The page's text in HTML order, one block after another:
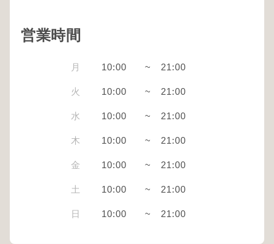
営業時間
月 10:00 ~ 21:00
火 10:00 ~ 21:00
水 10:00 ~ 21:00
木 10:00 ~ 21:00
金 10:00 ~ 21:00
土 10:00 ~ 21:00
日 10:00 ~ 21:00